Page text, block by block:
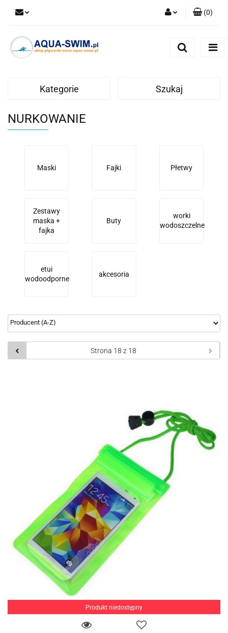
(0)
Kategorie Szukaj
NURKOWANIE
Maski Fajki Płetwy
Zestawy
maska +
fajka
Buty
worki
wodoszczelne
etui
wodoodporne
akcesoria
Produkt niedostępny